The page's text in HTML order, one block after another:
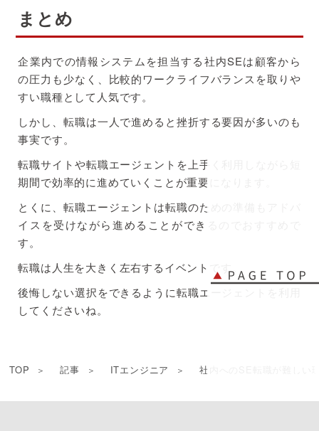
まとめ
企業内での情報システムを担当する社内SEは顧客から
の圧力も少なく、比較的ワークライフバランスを取りや
すい職種として人気です。
しかし、転職は一人で進めると挫折する要因が多いのも
事実です。
転職サイトや転職エージェントを上手く利用しながら短
期間で効率的に進めていくことが重要になります。
とくに、転職エージェントは転職のための準備もアドバ
イスを受けながら進めることができるのでおすすめで
す。
転職は人生を大きく左右するイベントです。
後悔しない選択をできるように転職エージェントを利用
してくださいね。
TOP 記事 ITエンジニア 社内へのSE転職が難しい